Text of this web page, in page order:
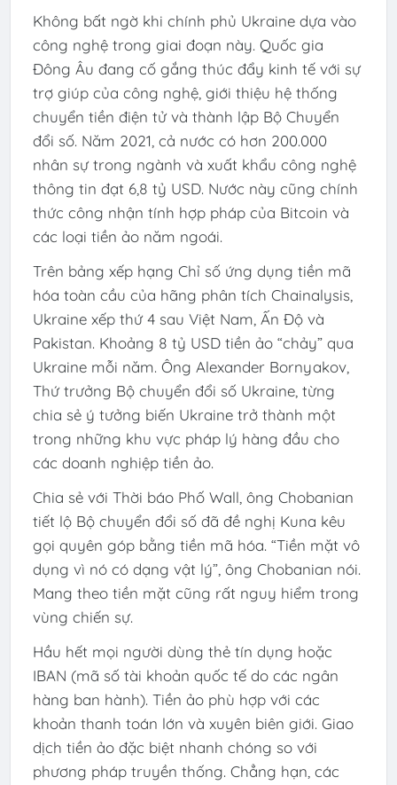
Không bất ngờ khi chính phủ Ukraine dựa vào
công nghệ trong giai đoạn này. Quốc gia
Đông Âu đang cố gắng thúc đẩy kinh tế với sự
trợ giúp của công nghệ, giới thiệu hệ thống
chuyển tiền điện tử và thành lập Bộ Chuyển
đổi số. Năm 2021, cả nước có hơn 200.000
nhân sự trong ngành và xuất khẩu công nghệ
thông tin đạt 6,8 tỷ USD. Nước này cũng chính
thức công nhận tính hợp pháp của Bitcoin và
các loại tiền ảo năm ngoái.
Trên bảng xếp hạng Chỉ số ứng dụng tiền mã
hóa toàn cầu của hãng phân tích Chainalysis,
Ukraine xếp thứ 4 sau Việt Nam, Ấn Độ và
Pakistan. Khoảng 8 tỷ USD tiền ảo “chảy” qua
Ukraine mỗi năm. Ông Alexander Bornyakov,
Thứ trưởng Bộ chuyển đổi số Ukraine, từng
chia sẻ ý tưởng biến Ukraine trở thành một
trong những khu vực pháp lý hàng đầu cho
các doanh nghiệp tiền ảo.
Chia sẻ với Thời báo Phố Wall, ông Chobanian
tiết lộ Bộ chuyển đổi số đã đề nghị Kuna kêu
gọi quyên góp bằng tiền mã hóa. “Tiền mặt vô
dụng vì nó có dạng vật lý”, ông Chobanian nói.
Mang theo tiền mặt cũng rất nguy hiểm trong
vùng chiến sự.
Hầu hết mọi người dùng thẻ tín dụng hoặc
IBAN (mã số tài khoản quốc tế do các ngân
hàng ban hành). Tiền ảo phù hợp với các
khoản thanh toán lớn và xuyên biên giới. Giao
dịch tiền ảo đặc biệt nhanh chóng so với
phương pháp truyền thống. Chẳng hạn, các